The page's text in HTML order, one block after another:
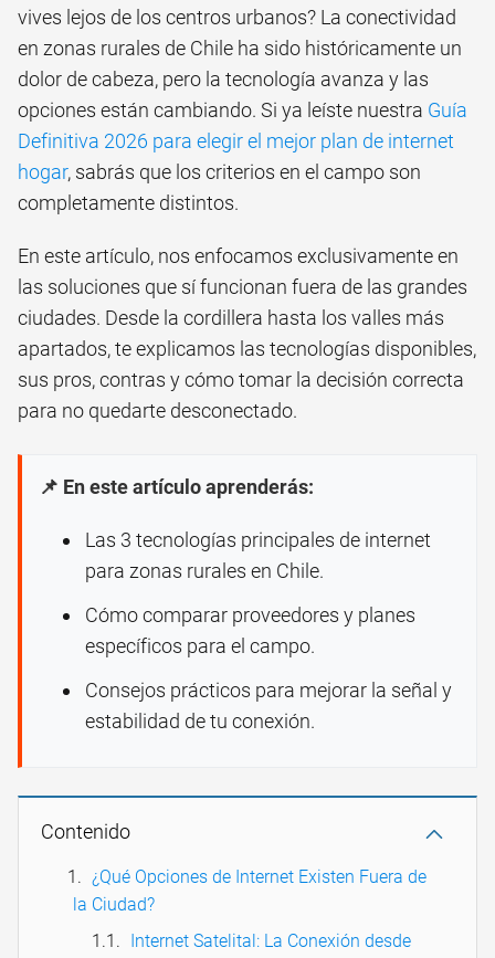
vives lejos de los centros urbanos? La conectividad
en zonas rurales de Chile ha sido históricamente un
dolor de cabeza, pero la tecnología avanza y las
opciones están cambiando. Si ya leíste nuestra Guía
Definitiva 2026 para elegir el mejor plan de internet
hogar, sabrás que los criterios en el campo son
completamente distintos.
En este artículo, nos enfocamos exclusivamente en
las soluciones que sí funcionan fuera de las grandes
ciudades. Desde la cordillera hasta los valles más
apartados, te explicamos las tecnologías disponibles,
sus pros, contras y cómo tomar la decisión correcta
para no quedarte desconectado.
📌 En este artículo aprenderás:
Las 3 tecnologías principales de internet
para zonas rurales en Chile.
Cómo comparar proveedores y planes
específicos para el campo.
Consejos prácticos para mejorar la señal y
estabilidad de tu conexión.
Contenido
¿Qué Opciones de Internet Existen Fuera de
la Ciudad?
Internet Satelital: La Conexión desde